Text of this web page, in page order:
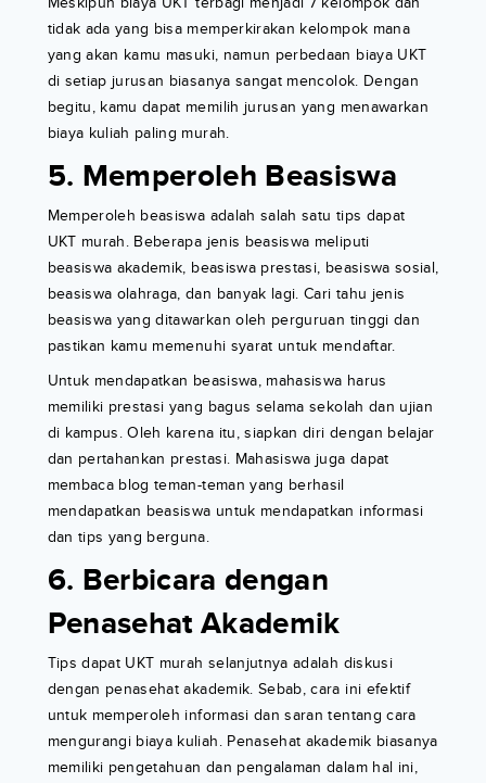
tidak ada yang bisa memperkirakan kelompok mana
yang akan kamu masuki, namun perbedaan biaya UKT
di setiap jurusan biasanya sangat mencolok. Dengan
begitu, kamu dapat memilih jurusan yang menawarkan
biaya kuliah paling murah.
5. Memperoleh Beasiswa
Memperoleh beasiswa adalah salah satu tips dapat
UKT murah. Beberapa jenis beasiswa meliputi
beasiswa akademik, beasiswa prestasi, beasiswa sosial,
beasiswa olahraga, dan banyak lagi. Cari tahu jenis
beasiswa yang ditawarkan oleh perguruan tinggi dan
pastikan kamu memenuhi syarat untuk mendaftar.
Untuk mendapatkan beasiswa, mahasiswa harus
memiliki prestasi yang bagus selama sekolah dan ujian
di kampus. Oleh karena itu, siapkan diri dengan belajar
dan pertahankan prestasi. Mahasiswa juga dapat
membaca blog teman-teman yang berhasil
mendapatkan beasiswa untuk mendapatkan informasi
dan tips yang berguna.
6. Berbicara dengan
Penasehat Akademik
Tips dapat UKT murah selanjutnya adalah diskusi
dengan penasehat akademik. Sebab, cara ini efektif
untuk memperoleh informasi dan saran tentang cara
mengurangi biaya kuliah. Penasehat akademik biasanya
memiliki pengetahuan dan pengalaman dalam hal ini,